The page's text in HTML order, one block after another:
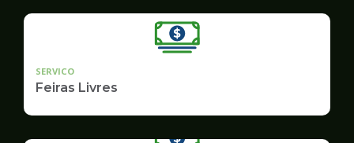
SERVICO
Feiras Livres